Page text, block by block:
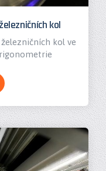
kol
kol ve